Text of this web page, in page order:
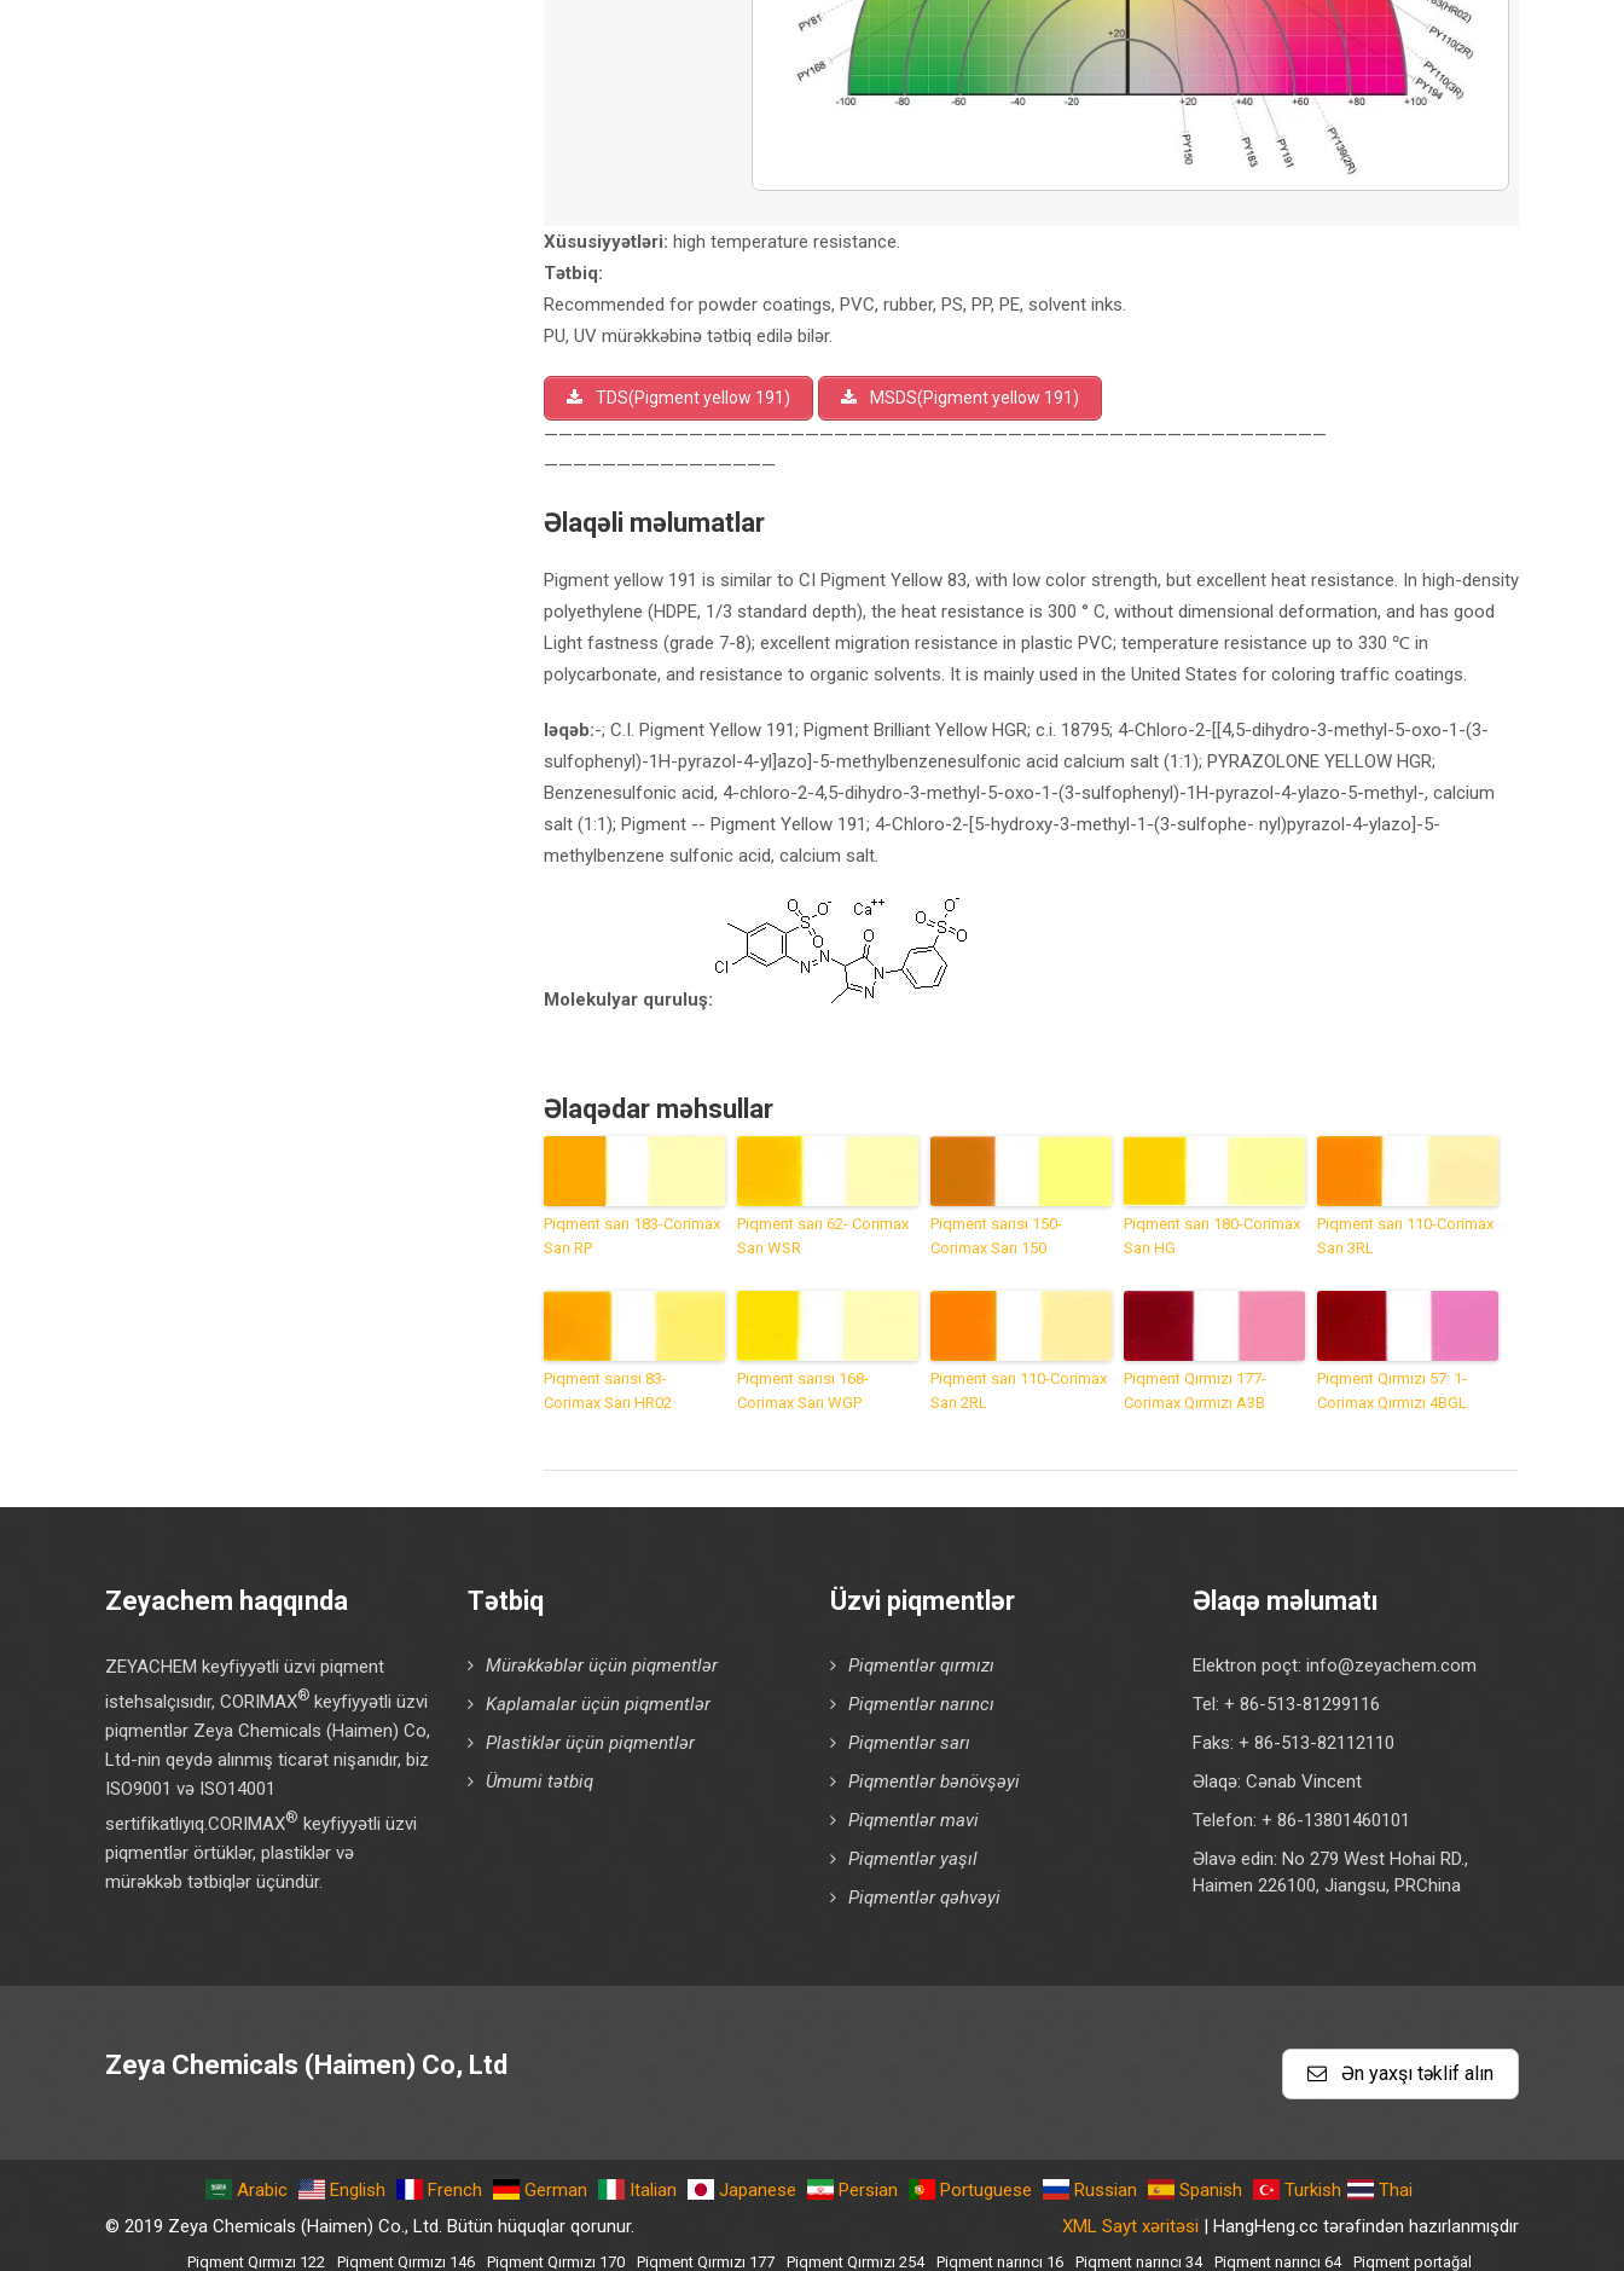
Xüsusiyyətləri: high temperature resistance.
Tətbiq:
Recommended for powder coatings, PVC, rubber, PS, PP, PE, solvent inks.
PU, UV mürəkkəbinə tətbiq edilə bilər.
TDS(Pigment yellow 191) MSDS(Pigment yellow 191)
——————————————————————————————————————————————————————
————————————————
Əlaqəli məlumatlar
Pigment yellow 191 is similar to CI Pigment Yellow 83, with low color strength, but excellent heat resistance. In high-density
polyethylene (HDPE, 1/3 standard depth), the heat resistance is 300 ° C, without dimensional deformation, and has good
Light fastness (grade 7-8); excellent migration resistance in plastic PVC; temperature resistance up to 330 ℃ in
polycarbonate, and resistance to organic solvents. It is mainly used in the United States for coloring traffic coatings.
ləqəb:-; C.I. Pigment Yellow 191; Pigment Brilliant Yellow HGR; c.i. 18795; 4-Chloro-2-[[4,5-dihydro-3-methyl-5-oxo-1-(3-
sulfophenyl)-1H-pyrazol-4-yl]azo]-5-methylbenzenesulfonic acid calcium salt (1:1); PYRAZOLONE YELLOW HGR;
Benzenesulfonic acid, 4-chloro-2-4,5-dihydro-3-methyl-5-oxo-1-(3-sulfophenyl)-1H-pyrazol-4-ylazo-5-methyl-, calcium
salt (1:1); Pigment -- Pigment Yellow 191; 4-Chloro-2-[5-hydroxy-3-methyl-1-(3-sulfophe- nyl)pyrazol-4-ylazo]-5-
methylbenzene sulfonic acid, calcium salt.
Molekulyar quruluş:
Əlaqədar məhsullar
Piqment sarı 183-Corimax
Sarı RP
Piqment sarı 62- Corimax
Sarı WSR
Piqment sarısı 150-
Corimax Sarı 150
Piqment sarı 180-Corimax
Sarı HG
Piqment sarı 110-Corimax
Sarı 3RL
Piqment sarısı 83-
Corimax Sarı HR02
Piqment sarısı 168-
Corimax Sarı WGP
Piqment sarı 110-Corimax
Sarı 2RL
Piqment Qırmızı 177-
Corimax Qırmızı A3B
Piqment Qırmızı 57: 1-
Corimax Qırmızı 4BGL
Zeyachem haqqında
ZEYACHEM keyfiyyətli üzvi piqment
istehsalçısıdır, CORIMAX® keyfiyyətli üzvi
piqmentlər Zeya Chemicals (Haimen) Co,
Ltd-nin qeydə alınmış ticarət nişanıdır, biz
ISO9001 və ISO14001
sertifikatlıyıq.CORIMAX® keyfiyyətli üzvi
piqmentlər örtüklər, plastiklər və
mürəkkəb tətbiqlər üçündür.
Tətbiq
Mürəkkəblər üçün piqmentlər
Kaplamalar üçün piqmentlər
Plastiklər üçün piqmentlər
Ümumi tətbiq
Üzvi piqmentlər
Piqmentlər qırmızı
Piqmentlər narıncı
Piqmentlər sarı
Piqmentlər bənövşəyi
Piqmentlər mavi
Piqmentlər yaşıl
Piqmentlər qəhvəyi
Əlaqə məlumatı
Elektron poçt: info@zeyachem.com
Tel: + 86-513-81299116
Faks: + 86-513-82112110
Əlaqə: Cənab Vincent
Telefon: + 86-13801460101
Əlavə edin: No 279 West Hohai RD.,
Haimen 226100, Jiangsu, PRChina
Zeya Chemicals (Haimen) Co, Ltd Ən yaxşı təklif alın
Arabic English French German Italian Japanese Persian Portuguese Russian Spanish Turkish
Thai
© 2019 Zeya Chemicals (Haimen) Co., Ltd. Bütün hüquqlar qorunur.
XML Sayt xəritəsi | HangHeng.cc tərəfindən hazırlanmışdır
Piqment Qırmızı 122 Piqment Qırmızı 146 Piqment Qırmızı 170 Piqment Qırmızı 177 Piqment Qırmızı 254 Piqment narıncı 16 Piqment narıncı 34 Piqment narıncı 64 Piqment portağal